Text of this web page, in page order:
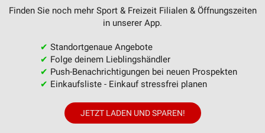
Finden Sie noch mehr Sport & Freizeit Filialen & Öffnungszeiten
in unserer App.
✔ Standortgenaue Angebote
✔ Folge deinem Lieblingshändler
✔ Push-Benachrichtigungen bei neuen Prospekten
✔ Einkaufsliste - Einkauf stressfrei planen
JETZT LADEN UND SPAREN!